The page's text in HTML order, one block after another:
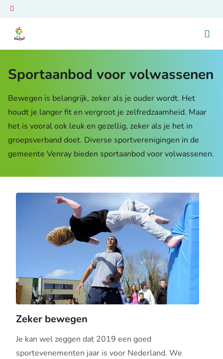
Ga naar de homepage van Venray Beweegt
Sportaanbod voor volwassenen
Bewegen is belangrijk, zeker als je ouder wordt. Het
houdt je langer fit en vergroot je zelfredzaamheid. Maar
het is vooral ook leuk en gezellig, zeker als je het in
groepsverband doet. Diverse sportverenigingen in de
gemeente Venray bieden sportaanbod voor volwassenen.
Zeker bewegen
Je kan wel zeggen dat 2019 een goed
sportevenementen jaar is voor Nederland. We